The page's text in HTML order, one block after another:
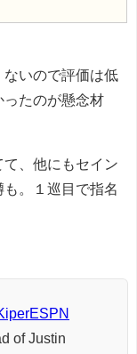
いので評価は低
ったのが懸念材
、他にもセイン
。１巡目で指名
of Justin